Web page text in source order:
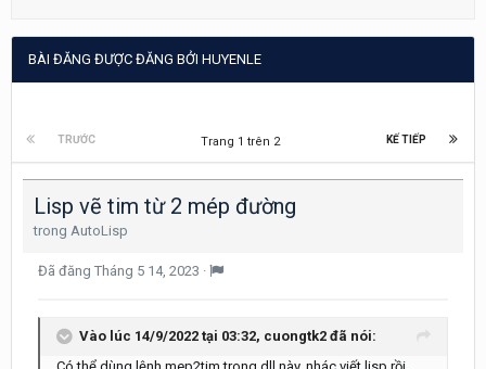
BÀI ĐĂNG ĐƯỢC ĐĂNG BỞI HUYENLE
TRƯỚC KẾ TIẾP
Trang 1 trên 2
Lisp vẽ tim từ 2 mép đường
trong AutoLisp
Đã đăng Tháng 5 14, 2023 ·
Vào lúc 14/9/2022 tại 03:32, cuongtk2 đã nói: